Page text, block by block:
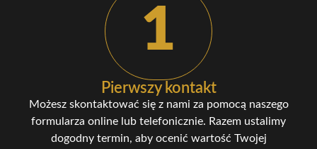
1
Pierwszy kontakt
Możesz skontaktować się z nami za pomocą naszego
formularza online lub telefonicznie. Razem ustalimy
dogodny termin, aby ocenić wartość Twojej